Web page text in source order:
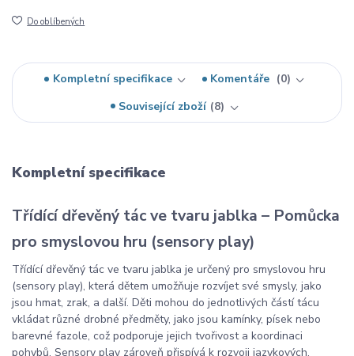
Do oblíbených
Kompletní specifikace Komentáře
0
Související zboží 8
Kompletní specifikace
Třídící dřevěný tác ve tvaru jablka – Pomůcka
pro smyslovou hru (sensory play)
Třídící dřevěný tác ve tvaru jablka je určený pro smyslovou hru
(sensory play), která dětem umožňuje rozvíjet své smysly, jako
jsou hmat, zrak, a další. Děti mohou do jednotlivých částí tácu
vkládat různé drobné předměty, jako jsou kamínky, písek nebo
barevné fazole, což podporuje jejich tvořivost a koordinaci
pohybů. Sensory play zároveň přispívá k rozvoji jazykových,